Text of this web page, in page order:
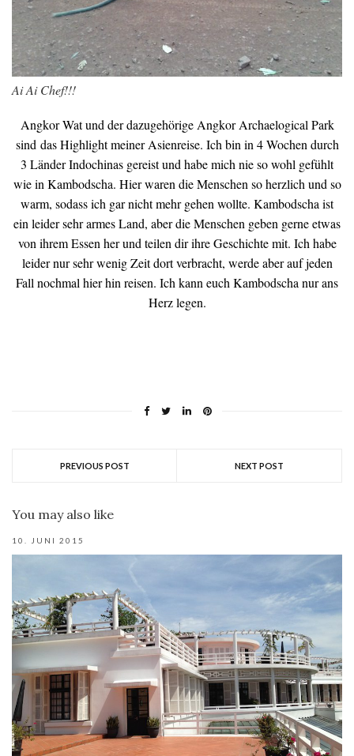
Ai Ai Chef!!!
Angkor Wat und der dazugehörige Angkor Archaelogical Park
sind das Highlight meiner Asienreise. Ich bin in 4 Wochen durch
3 Länder Indochinas gereist und habe mich nie so wohl gefühlt
wie in Kambodscha. Hier waren die Menschen so herzlich und so
warm, sodass ich gar nicht mehr gehen wollte. Kambodscha ist
ein leider sehr armes Land, aber die Menschen geben gerne etwas
von ihrem Essen her und teilen dir ihre Geschichte mit. Ich habe
leider nur sehr wenig Zeit dort verbracht, werde aber auf jeden
Fall nochmal hier hin reisen. Ich kann euch Kambodscha nur ans
Herz legen.
PREVIOUS POST NEXT POST
You may also like
10. JUNI 2015